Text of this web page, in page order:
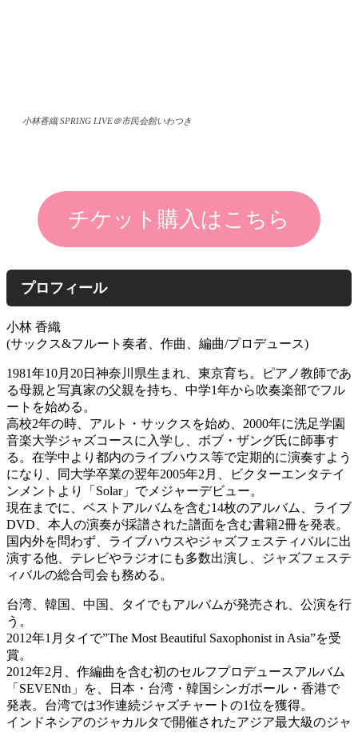
小林香織 SPRING LIVE＠市民会館いわつき
チケット購入はこちら
プロフィール
小林 香織
(サックス&フルート奏者、作曲、編曲/プロデュース)
1981年10月20日神奈川県生まれ、東京育ち。ピアノ教師であ
る母親と写真家の父親を持ち、中学1年から吹奏楽部でフル
ートを始める。
高校2年の時、アルト・サックスを始め、2000年に洗足学園
音楽大学ジャズコースに入学し、ボブ・ザング氏に師事す
る。在学中より都内のライブハウス等で定期的に演奏すよう
になり、同大学卒業の翌年2005年2月、ビクターエンタテイ
ンメントより「Solar」でメジャーデビュー。
現在までに、ベストアルバムを含む14枚のアルバム、ライブ
DVD、本人の演奏が採譜された譜面を含む書籍2冊を発表。
国内外を問わず、ライブハウスやジャズフェスティバルに出
演する他、テレビやラジオにも多数出演し、ジャズフェステ
ィバルの総合司会も務める。
台湾、韓国、中国、タイでもアルバムが発売され、公演を行
う。
2012年1月タイで”The Most Beautiful Saxophonist in Asia”を受
賞。
2012年2月、作編曲を含む初のセルフプロデュースアルバム
「SEVENth」を、日本・台湾・韓国シンガポール・香港で
発表。台湾では3作連続ジャズチャートの1位を獲得。
インドネシアのジャカルタで開催されたアジア最大級のジャ